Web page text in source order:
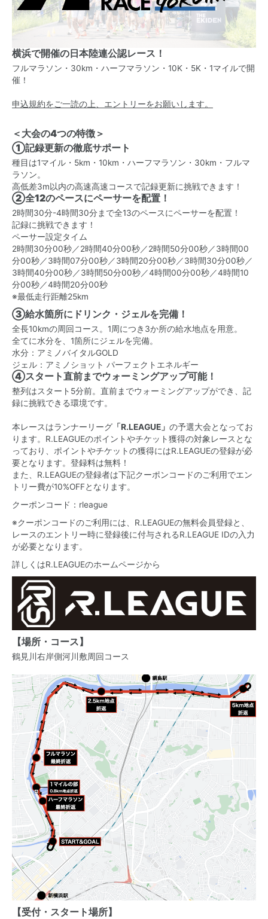
横浜で開催の日本陸連公認レース！
フルマラソン・30km・ハーフマラソン・10K・5K・1マイルで開
催！
申込規約をご一読の上、エントリーをお願いします。
＜大会の4つの特徴＞
①記録更新の徹底サポート
種目は1マイル・5km・10km・ハーフマラソン・30km・フルマ
ラソン。
高低差3m以内の高速高速コースで記録更新に挑戦できます！
②全12のペースにペーサーを配置！
2時間30分-4時間30分まで全13のペースにペーサーを配置！
記録に挑戦できます！
ペーサー設定タイム
2時間30分00秒／2時間40分00秒／2時間50分00秒／3時間00
分00秒／3時間07分00秒／3時間20分00秒／3時間30分00秒／
3時間40分00秒／3時間50分00秒／4時間00分00秒／4時間10
分00秒／4時間20分00秒
※最低走行距離25km
③給水箇所にドリンク・ジェルを完備！
全長10kmの周回コース。1周につき3か所の給水地点を用意。
全てに水分を、1箇所にジェルを完備。
水分：アミノバイタルGOLD
ジェル：アミノショット パーフェクトエネルギー
④スタート直前までウォーミングアップ可能！
整列はスタート5分前。直前までウォーミングアップができ、記
録に挑戦できる環境です。
本レースはランナーリーグ 「R.LEAGUE」 の予選大会となってお
ります。R.LEAGUEのポイントやチケット獲得の対象レースとな
っており、ポイントやチケットの獲得にはR.LEAGUEの登録が必
要となります。登録料は無料！
また、R.LEAGUEの登録者は下記クーポンコードのご利用でエン
トリー費が10%OFFとなります。
クーポンコード：rleague
※クーポンコードのご利用には、R.LEAGUEの無料会員登録と、
レースのエントリー時に登録後に付与されるR.LEAGUE IDの入力
が必要となります。
詳しくはR.LEAGUEのホームページから
【場所・コース】
鶴見川右岸側河川敷周回コース
【受付・スタート場所】